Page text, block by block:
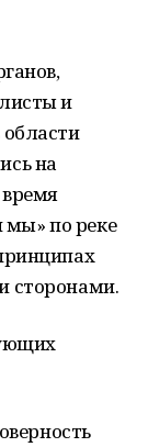
и
на
мы» по реке
сторонами.